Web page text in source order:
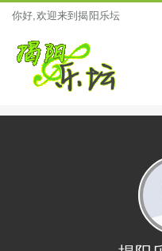
你好,欢迎来到揭阳乐坛